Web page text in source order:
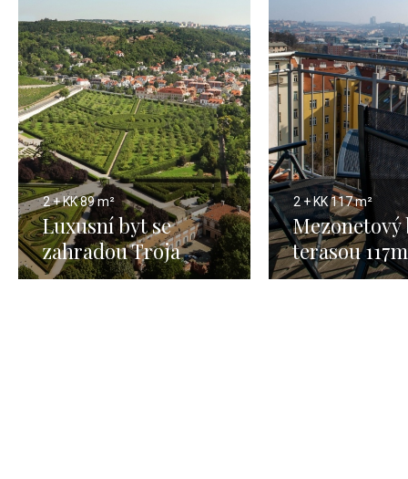
2 + KK89 m²
Luxusní byt se
zahradou Troja
2 + KK117 m²
Mezonetový
terasou 117m